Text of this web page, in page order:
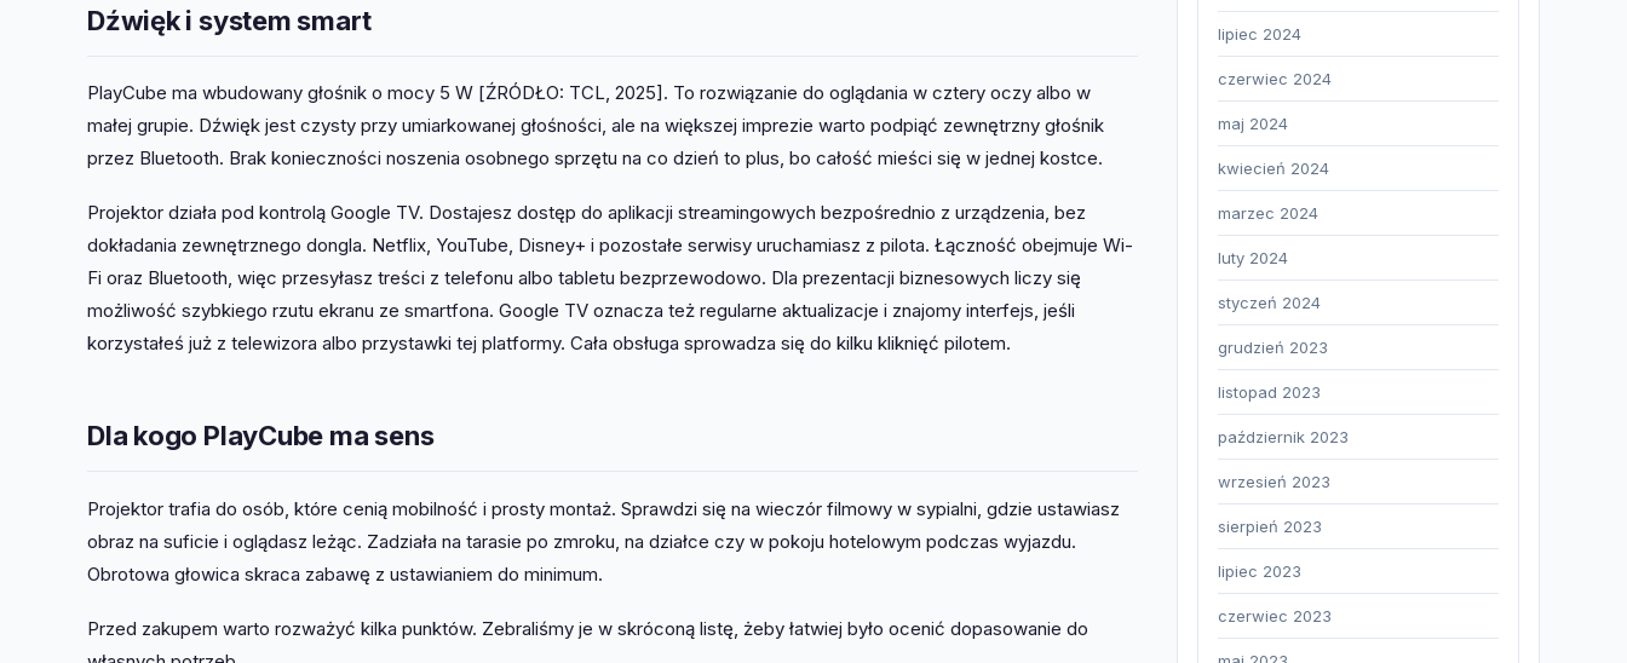
Dźwięk i system smart
PlayCube ma wbudowany głośnik o mocy 5 W [ŹRÓDŁO: TCL, 2025]. To rozwiązanie do oglądania w cztery oczy albo w
małej grupie. Dźwięk jest czysty przy umiarkowanej głośności, ale na większej imprezie warto podpiąć zewnętrzny głośnik
przez Bluetooth. Brak konieczności noszenia osobnego sprzętu na co dzień to plus, bo całość mieści się w jednej kostce.
Projektor działa pod kontrolą Google TV. Dostajesz dostęp do aplikacji streamingowych bezpośrednio z urządzenia, bez
dokładania zewnętrznego dongla. Netflix, YouTube, Disney+ i pozostałe serwisy uruchamiasz z pilota. Łączność obejmuje Wi-
Fi oraz Bluetooth, więc przesyłasz treści z telefonu albo tabletu bezprzewodowo. Dla prezentacji biznesowych liczy się
możliwość szybkiego rzutu ekranu ze smartfona. Google TV oznacza też regularne aktualizacje i znajomy interfejs, jeśli
korzystałeś już z telewizora albo przystawki tej platformy. Cała obsługa sprowadza się do kilku kliknięć pilotem.
Dla kogo PlayCube ma sens
Projektor trafia do osób, które cenią mobilność i prosty montaż. Sprawdzi się na wieczór filmowy w sypialni, gdzie ustawiasz
obraz na suficie i oglądasz leżąc. Zadziała na tarasie po zmroku, na działce czy w pokoju hotelowym podczas wyjazdu.
Obrotowa głowica skraca zabawę z ustawianiem do minimum.
Przed zakupem warto rozważyć kilka punktów. Zebraliśmy je w skróconą listę, żeby łatwiej było ocenić dopasowanie do
lipiec 2024
czerwiec 2024
maj 2024
kwiecień 2024
marzec 2024
luty 2024
styczeń 2024
grudzień 2023
listopad 2023
październik 2023
wrzesień 2023
sierpień 2023
lipiec 2023
czerwiec 2023